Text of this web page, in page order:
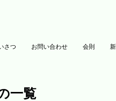
さつ お問い合わせ 会則
一覧